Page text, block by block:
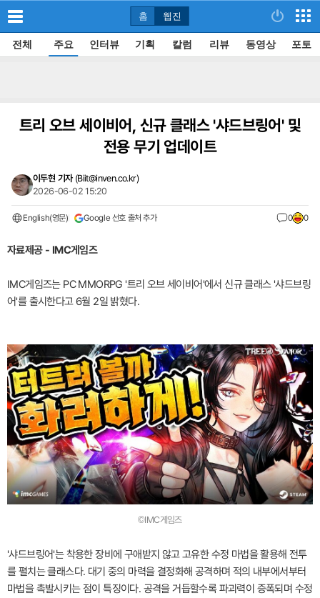
홈 웹진
전체 주요 인터뷰 기획 칼럼 리뷰 동영상 포토
트리 오브 세이비어, 신규 클래스 '샤드브링어' 및
전용 무기 업데이트
이두현 기자 (Biit@inven.co.kr)
2026-06-02 15:20
English(영문) Google 선호 출처 추가 0 0
자료제공 - IMC게임즈
IMC게임즈는 PC MMORPG '트리 오브 세이비어'에서 신규 클래스 '샤드브링
어'를 출시한다고 6월 2일 밝혔다.
©IMC게임즈
'샤드브링어'는 착용한 장비에 구애받지 않고 고유한 수정 마법을 활용해 전투
를 펼치는 클래스다. 대기 중의 마력을 결정화해 공격하며 적의 내부에서부터
마법을 촉발시키는 점이 특징이다. 공격을 거듭할수록 파괴력이 증폭되며 수정